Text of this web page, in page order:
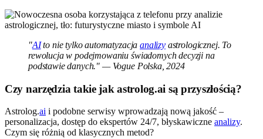
"AIto nie tylko automatyzacjaanalizyastrologicznej. To
rewolucja w podejmowaniu świadomych decyzji na
podstawie danych." — Vogue Polska, 2024
Czy narzędzia takie jak astrolog.ai są przyszłością?
Astrolog.ai i podobne serwisy wprowadzają nową jakość –
personalizacja, dostęp do ekspertów 24/7, błyskawiczne analizy.
Czym się różnią od klasycznych metod?